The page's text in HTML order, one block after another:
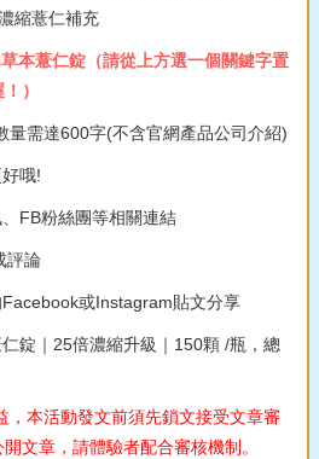
縮薏仁補充
本薏仁錠（請從上方選一個關鍵字置
）
量需達600字(不含官網產品公司介紹)
哦!
FB粉絲團等相關連結
評論
或Instagram貼文分享
錠｜25倍濃縮升級｜150顆 /瓶，總
，本活動發文前須先鎖文接受文章審
文章，請體驗者配合審核機制。